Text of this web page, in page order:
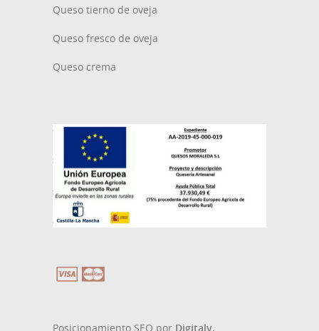
Queso tierno de oveja
Queso fresco de oveja
Queso crema
Posicionamiento SEO por Digitaly.